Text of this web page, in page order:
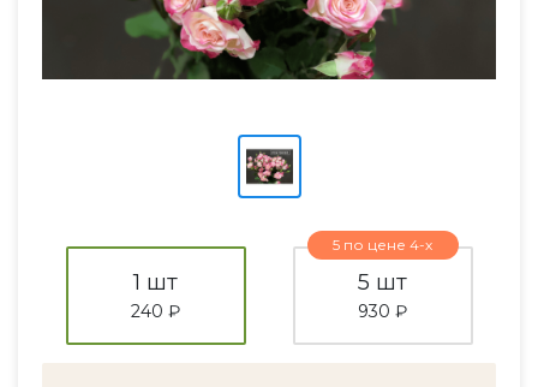
1 шт
240 ₽
5 по цене 4-х
5 шт
930 ₽